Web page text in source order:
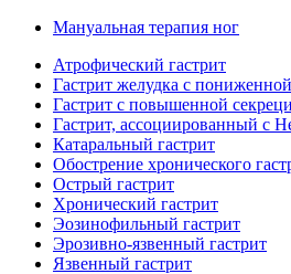
Мануальная терапия ног
Атрофический гастрит
Гастрит желудка с
Гастрит с повышенной
Гастрит, ассоциированный с
Катаральный гастрит
Обострение хронического
Острый гастрит
Хронический гастрит
Эозинофильный гастрит
Эрозивно-язвенный гастрит
Язвенный гастрит